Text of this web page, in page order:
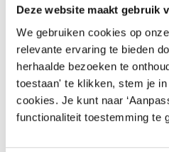
Deze website maakt gebruik
We gebruiken cookies op
relevante ervaring te bieden
herhaalde bezoeken te
toestaan' te klikken, stem je
cookies. Je kunt naar
functionaliteit toestemming te
Ik ben trots dat we
trots dat we ons als
richten op de diversiteit van
stad. In het begin
vooral traditionele
cursussen. Inmiddels hebben
talloze informele groepen en